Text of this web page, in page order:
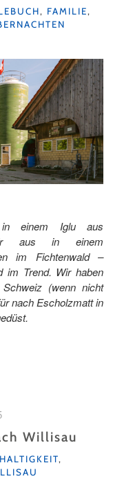
, FAMILIE,
einem Iglu aus
aus in einem
im Fichtenwald –
im Trend. Wir haben
(wenn nicht
nach Escholzmatt in
Willisau
,